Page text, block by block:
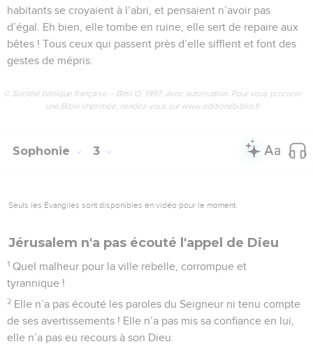
habitants se croyaient à l’abri, et pensaient n’avoir pas
d’égal. Eh bien, elle tombe en ruine, elle sert de repaire aux
bêtes ! Tous ceux qui passent près d’elle sifflent et font des
gestes de mépris.
© Société biblique française – Bibli’O, 1997, avec autorisation. Pour vous procurer
une Bible imprimée, rendez-vous sur www.editionsbiblio.fr
Sophonie 3
Seuls les Évangiles sont disponibles en vidéo pour le moment.
Jérusalem n'a pas écouté l'appel de Dieu
1 Quel malheur pour la ville rebelle, corrompue et
tyrannique !
2 Elle n’a pas écouté les paroles du Seigneur ni tenu compte
de ses avertissements ! Elle n’a pas mis sa confiance en lui,
elle n’a pas eu recours à son Dieu.